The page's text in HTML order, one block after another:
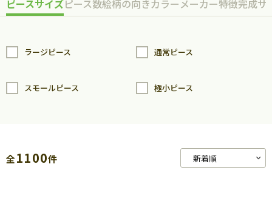
ピースサイズピース数絵柄の向きカラーメーカー特徴完成サ
ラージピース 通常ピース
スモールピース 極小ピース
全1100件